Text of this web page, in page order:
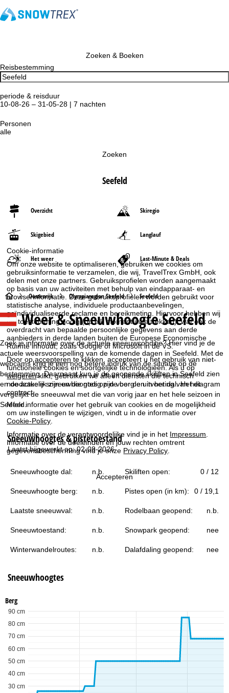
Cookie-informatie
Om onze website te optimaliseren, gebruiken we cookies om
gebruiksinformatie te verzamelen, die wij, TravelTrex GmbH, ook
delen met onze partners. Gebruiksprofielen worden aangemaakt
op basis van uw activiteiten met behulp van eindapparaat- en
browserinformatie. Deze gebruiksprofielen worden gebruikt voor
statistische analyse, individuele productaanbevelingen,
geïndividualiseerde reclame en bereikmeting. Hiervoor hebben wij
uw toestemming nodig (op elk moment in te trekken), wat ook de
overdracht van bepaalde persoonlijke gegevens aan derde
aanbieders in derde landen buiten de Europese Economische
Ruimte inhoudt, zoals Google of Microsoft in de VS.
Door opaccepteren te klikken, accepteert u het gebruik van niet-
functionele cookies en soortgelijke technologieën. Als u op
weigerenklikt, gebruiken we alleen diensten die technisch
noodzakelijk zijn en die nodig zijn voor de uitvoering van het
contract.
Meer informatie over het gebruik van cookies en de mogelijkheid
om uw instellingen te wijzigen, vindt u in de informatie over
Cookie-Policy
Informatie over de verantwoordelijke vind je in het Impressum
Informatie over de doeleinden en jouw rechten omtrent
gegevensbescherming vind je onze Privacy Policy
Accepteren
Zoeken & Boeken
Reisbestemming
periode & reisduur
10-08-26 – 31-05-28 | 7 nachten
Personen
alle
Zoeken
Seefeld
Overzicht Skiregio
Skigebied Langlauf
Het weer Last-Minute & Deals
S
t
a
r
t
p
a
g
Oostenrijk Olympiaregion Seefeld Seefeld
Weer & Sneeuwhoogte Seefeld
Zoek je informatie over de actuele sneeuwconditie? Hier vind je de
actuele weersvoorspelling van de komende dagen in Seefeld. Met de
webcams krijg je een nog betere indruk van de situatie op de
bestemming. Daarnaast kun je de geopende skiliften in Seefeld zien
en de actuele sneeuwhoogtes op de berg en in het dal. Het diagram
vergelijkt de sneeuwval met die van vorig jaar en het hele seizoen in
Seefeld.
Sneeuwhoogtes & pistetoestand
Laatst bijgewerkt op: 02-08-2026
Sneeuwhoogte dal: n.b. Skiliften open: 0 / 12
Sneeuwhoogte berg: n.b. Pistes open (in km): 0 / 19,1
Laatste sneeuwval: n.b. Rodelbaan geopend: n.b.
Sneeuwtoestand: n.b. Snowpark geopend: nee
Winterwandelroutes: n.b. Dalafdaling geopend: nee
Sneeuwhoogtes
Berg
30 cm
40 cm
50 cm
60 cm
70 cm
80 cm
90 cm